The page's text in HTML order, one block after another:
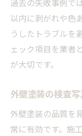
過去の失敗事例で
以内に剥がれや色
うしたトラブルを
ェック項目を業者
が大切です。
外壁塗装の検査
外壁塗装の品質を
常に有効です。施